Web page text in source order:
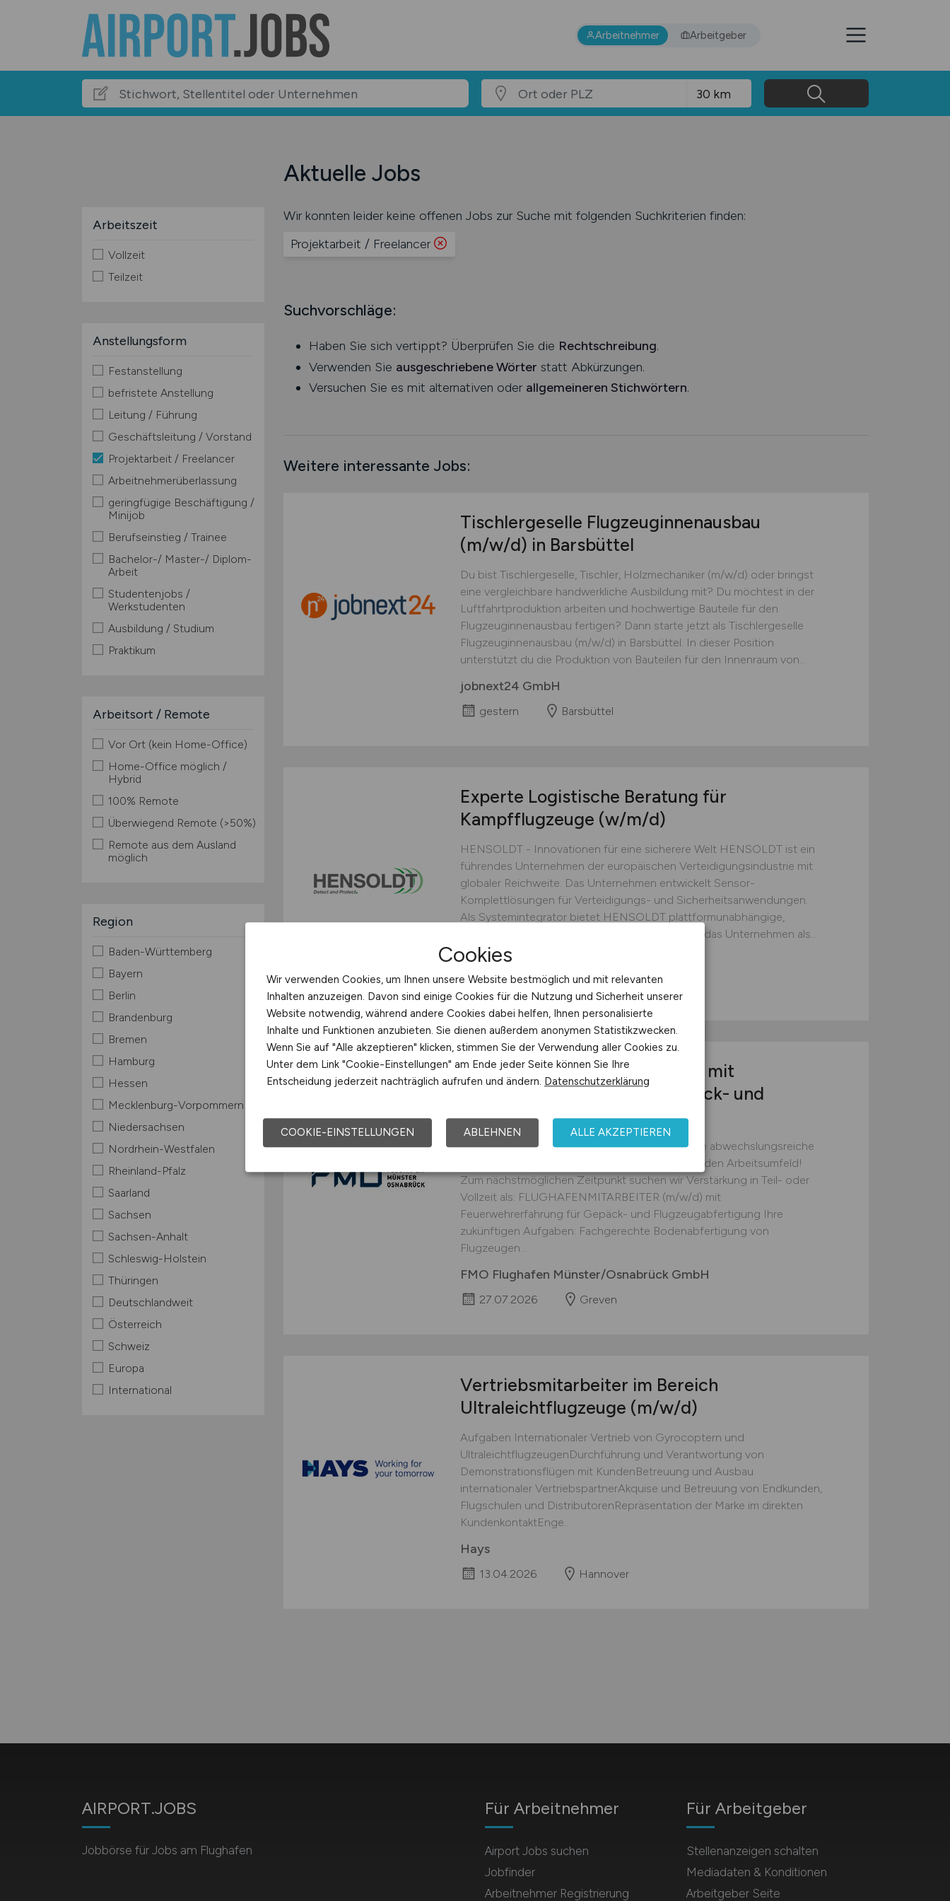
Arbeitnehmer Arbeitgeber
Aktuelle Jobs
Arbeitszeit
Vollzeit
Teilzeit
Anstellungsform
Festanstellung
befristete Anstellung
Leitung / Führung
Geschäftsleitung / Vorstand
Projektarbeit / Freelancer
Arbeitnehmerüberlassung
geringfügige Beschäftigung /
Minijob
Berufseinstieg / Trainee
Bachelor-/ Master-/ Diplom-
Arbeit
Studentenjobs /
Werkstudenten
Ausbildung / Studium
Praktikum
Arbeitsort / Remote
Vor Ort (kein Home-Office)
Home-Office möglich /
Hybrid
100% Remote
Überwiegend Remote (>50%)
Remote aus dem Ausland
möglich
Region
Baden-Württemberg
Bayern
Berlin
Brandenburg
Bremen
Hamburg
Hessen
Mecklenburg-Vorpommern
Niedersachsen
Nordrhein-Westfalen
Rheinland-Pfalz
Saarland
Sachsen
Sachsen-Anhalt
Schleswig-Holstein
Thüringen
Deutschlandweit
Österreich
Schweiz
Europa
International
Wir konnten leider keine offenen Jobs zur Suche mit folgenden Suchkriterien finden:
Projektarbeit / Freelancer
Suchvorschläge:
Haben Sie sich vertippt? Überprüfen Sie die Rechtschreibung.
Verwenden Sie ausgeschriebene Wörter statt Abkürzungen.
Versuchen Sie es mit alternativen oder allgemeineren Stichwörtern.
Weitere interessante Jobs:
Tischlergeselle Flugzeuginnenausbau
(m/w/d) in Barsbüttel
Du bist Tischlergeselle, Tischler, Holzmechaniker (m/w/d) oder bringst
eine vergleichbare handwerkliche Ausbildung mit? Du möchtest in der
Luftfahrtproduktion arbeiten und hochwertige Bauteile für den
Flugzeuginnenausbau fertigen? Dann starte jetzt als Tischlergeselle
Flugzeuginnenausbau (m/w/d) in Barsbüttel. In dieser Position
unterstützt du die Produktion von Bauteilen für den Innenraum von...
jobnext24 GmbH
gestern Barsbüttel
Experte Logistische Beratung für
Kampfflugzeuge (w/m/d)
HENSOLDT - Innovationen für eine sicherere Welt HENSOLDT ist ein
führendes Unternehmen der europäischen Verteidigungsindustrie mit
globaler Reichweite. Das Unternehmen entwickelt Sensor-
Komplettlösungen für Verteidigungs- und Sicherheitsanwendungen.
Als Systemintegrator bietet HENSOLDT plattformunabhängige,
vernetzte Komplettlösungen an. Zugleich treibt das Unternehmen als...
Hensoldt
02.08.2026 Fürstenfeldbruck
Flughafenmitarbeiter
mit
Feuerwehrerfahrung für Gepäck- und
Flugzeugabfertigung
Kommen Sie ins #team FMO! Auf Sie wartet eine abwechslungsreiche
Tätigkeit in einem teamorientierten und spannenden Arbeitsumfeld!
Zum nächstmöglichen Zeitpunkt suchen wir Verstärkung in Teil- oder
Vollzeit als: FLUGHAFENMITARBEITER (m/w/d) mit
Feuerwehrerfahrung für Gepäck- und Flugzeugabfertigung Ihre
zukünftigen Aufgaben: Fachgerechte Bodenabfertigung von
Flugzeugen...
FMO Flughafen Münster/Osnabrück GmbH
27.07.2026 Greven
Vertriebsmitarbeiter im Bereich
Ultraleichtflugzeuge (m/w/d)
Aufgaben Internationaler Vertrieb von Gyrocoptern und
UltraleichtflugzeugenDurchführung und Verantwortung von
Demonstrationsflügen mit KundenBetreuung und Ausbau
internationaler VertriebspartnerAkquise und Betreuung von Endkunden,
Flugschulen und DistributorenRepräsentation der Marke im direkten
KundenkontaktEnge...
Hays
13.04.2026 Hannover
AIRPORT.JOBS
Jobbörse für Jobs am Flughafen
Für Arbeitnehmer
Airport Jobs suchen
Jobfinder
Arbeitnehmer Registrierung
Für Arbeitgeber
Stellenanzeigen schalten
Mediadaten & Konditionen
Arbeitgeber Seite
Cookies
Wir verwenden Cookies, um Ihnen unsere Website bestmöglich und mit relevanten
Inhalten anzuzeigen. Davon sind einige Cookies für die Nutzung und Sicherheit unserer
Website notwendig, während andere Cookies dabei helfen, Ihnen personalisierte
Inhalte und Funktionen anzubieten. Sie dienen außerdem anonymen Statistikzwecken.
Wenn Sie auf "Alle akzeptieren" klicken, stimmen Sie der Verwendung aller Cookies zu.
Unter dem Link "Cookie-Einstellungen" am Ende jeder Seite können Sie Ihre
Entscheidung jederzeit nachträglich aufrufen und ändern. Datenschutzerklärung
COOKIE-EINSTELLUNGEN ABLEHNEN ALLE AKZEPTIEREN